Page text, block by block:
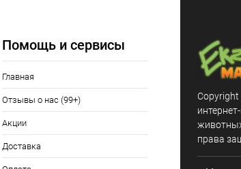
Помощь и сервисы
Главная
Отзывы о нас (99+)
Акции
Доставка
права